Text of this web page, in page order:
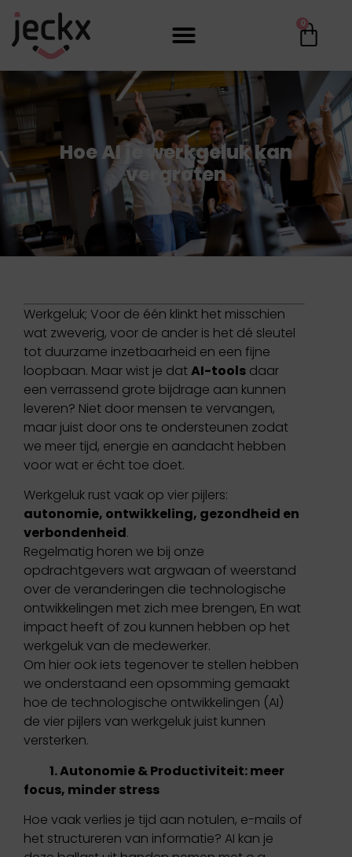
0
Hoe AI je werkgeluk kan
vergroten
Werkgeluk; Voor de één klinkt het misschien
wat zweverig, voor de ander is het dé sleutel
tot duurzame inzetbaarheid en een fijne
loopbaan. Maar wist je datAI-tools daar
een verrassend grote bijdrage aan kunnen
leveren? Niet door mensen te vervangen,
maar juist door ons te ondersteunen zodat
we meer tijd, energie en aandacht hebben
voor wat er écht toe doet.
Werkgeluk rust vaak op vier pijlers:
autonomie, ontwikkeling, gezondheid en
verbondenheid.
Regelmatig horen we bij onze
opdrachtgevers wat argwaan of weerstand
over de veranderingen die technologische
ontwikkelingen met zich mee brengen, En wat
impact heeft of zou kunnen hebben op het
werkgeluk van de medewerker.
Om hier ook iets tegenover te stellen hebben
we onderstaand een opsomming gemaakt
hoe de technologische ontwikkelingen (AI)
de vier pijlers van werkgeluk juist kunnen
versterken.
1. Autonomie & Productiviteit: meer
focus, minder stress
Hoe vaak verlies je tijd aan notulen, e-mails of
het structureren van informatie? AI kan je